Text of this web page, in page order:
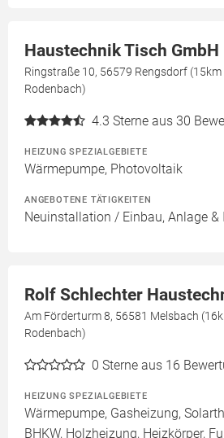
Haustechnik Tisch GmbH
Ringstraße 10, 56579 Rengsdorf
Rodenbach)
4.3 Sterne aus 30
HEIZUNG SPEZIALGEBIETE
Wärmepumpe, Photovoltaik
ANGEBOTENE TÄTIGKEITEN
Neuinstallation / Einbau, Anlage
Rolf Schlechter
Am Förderturm 8, 56581 Melsbach
Rodenbach)
0 Sterne aus 16
HEIZUNG SPEZIALGEBIETE
Wärmepumpe, Gasheizung,
BHKW, Holzheizung, Heizkörper,